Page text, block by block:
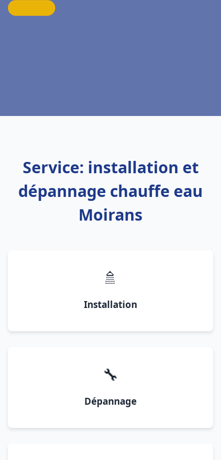
Service: installation et
dépannage chauffe eau
Moirans
🚿
Installation
🔧
Dépannage